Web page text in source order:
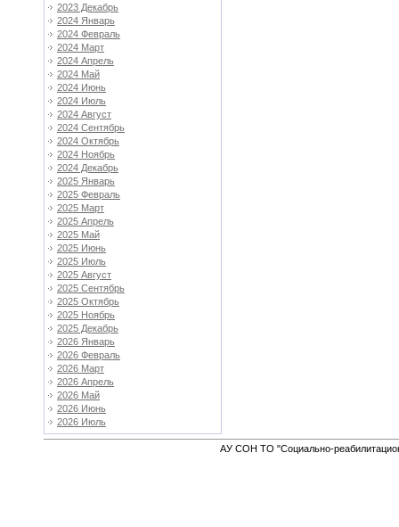
2023 Декабрь
2024 Январь
2024 Февраль
2024 Март
2024 Апрель
2024 Май
2024 Июнь
2024 Июль
2024 Август
2024 Сентябрь
2024 Октябрь
2024 Ноябрь
2024 Декабрь
2025 Январь
2025 Февраль
2025 Март
2025 Апрель
2025 Май
2025 Июнь
2025 Июль
2025 Август
2025 Сентябрь
2025 Октябрь
2025 Ноябрь
2025 Декабрь
2026 Январь
2026 Февраль
2026 Март
2026 Апрель
2026 Май
2026 Июнь
2026 Июль
АУ СОН ТО "Социально-